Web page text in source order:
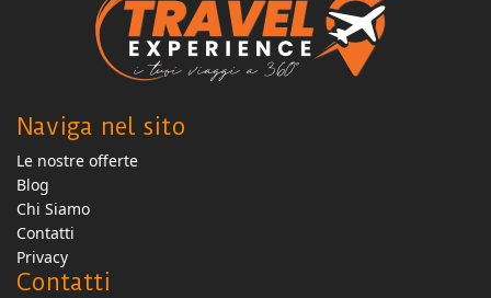
Naviga nel sito
Le nostre offerte
Blog
Chi Siamo
Contatti
Privacy
Contatti